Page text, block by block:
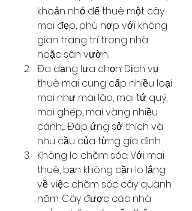
khoản nhỏ để thuê một cây
mai đẹp, phù hợp với không
gian trang trí trong nhà
hoặc sân vườn.
Đa dạng lựa chọn: Dịch vụ
thuê mai cung cấp nhiều loại
mai như mai lão, mai tứ quý,
mai ghép, mai vàng nhiều
cánh,... Đáp ứng sở thích và
nhu cầu của từng gia đình.
Không lo chăm sóc: Với mai
thuê, bạn không cần lo lắng
về việc chăm sóc cây quanh
năm. Cây được các nhà